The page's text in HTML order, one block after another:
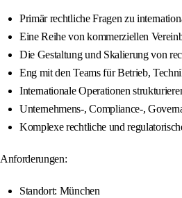
Primär rechtliche Fragen zu
Eine Reihe von kommerziellen
Die Gestaltung und Skalierung von
Eng mit den Teams für Betrieb,
Internationale Operationen
Unternehmens-, Compliance-,
Komplexe rechtliche und
Anforderungen:
Standort: München